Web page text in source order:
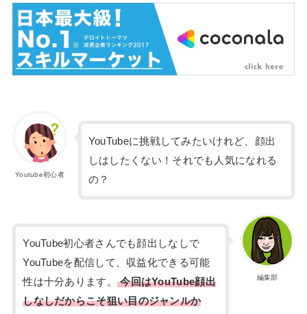
Youtube初心者
YouTubeに挑戦してみたいけれど、顔出
しはしたくない！それでも人気になれる
の？
編集部
YouTube初心者さんでも顔出しなしで
YouTubeを配信して、収益化できる可能
性は十分あります。
今回はYouTube顔出
しなしだからこそ狙い目のジャンルか